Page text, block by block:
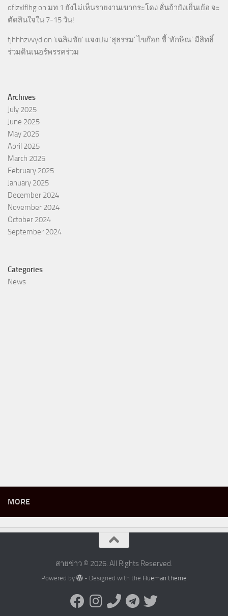
oflzxlflhg on มท.1 ยังไม่เห็นรายงานเขากระโดง ลั่นถ้ายังเยิ่นเย้อ จะ
ตัดสินใจใน 7-15 วัน!
tjhhhzvvyd on ‘เฉลิมชัย’ แจงปม ‘สุธรรม’ ไขก๊อก ชี้ ‘ทักษิณ’ มีสิทธิ์
ร่วมดินเนอร์พรรคร่วม
Archives
July 2025
June 2025
May 2025
April 2025
March 2025
February 2025
January 2025
December 2024
November 2024
October 2024
September 2024
Categories
News
MORE
สายข่าว © 2026. All Rights Reserved.
Powered by - Designed with the Hueman theme